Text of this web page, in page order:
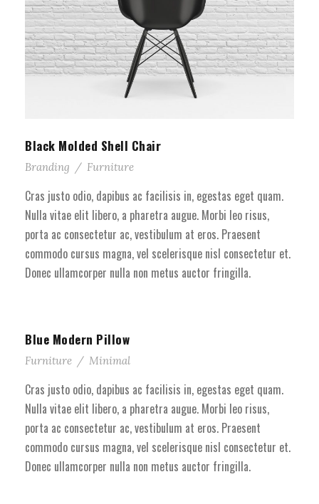
Black Molded Shell Chair
Branding / Furniture
Cras justo odio, dapibus ac facilisis in, egestas eget quam.
Nulla vitae elit libero, a pharetra augue. Morbi leo risus,
porta ac consectetur ac, vestibulum at eros. Praesent
commodo cursus magna, vel scelerisque nisl consectetur et.
Donec ullamcorper nulla non metus auctor fringilla.
Blue Modern Pillow
Furniture / Minimal
Cras justo odio, dapibus ac facilisis in, egestas eget quam.
Nulla vitae elit libero, a pharetra augue. Morbi leo risus,
porta ac consectetur ac, vestibulum at eros. Praesent
commodo cursus magna, vel scelerisque nisl consectetur et.
Donec ullamcorper nulla non metus auctor fringilla.